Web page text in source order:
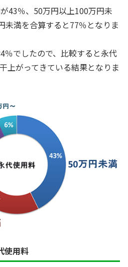
43％、50万円以上100万円未
未満を合算すると77％となりま
％でしたので、比較すると永代
上がってきている結果となりま
使用料